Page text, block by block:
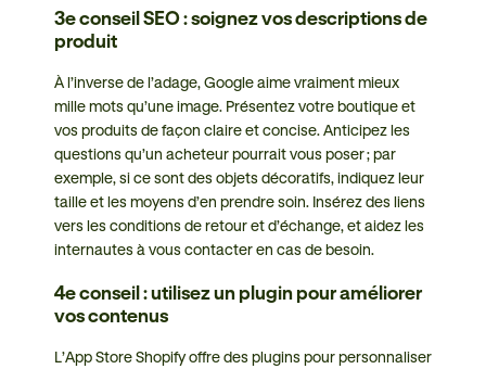
3e conseil SEO : soignez vos descriptions de
produit
À l’inverse de l’adage, Google aime vraiment mieux
mille mots qu’une image. Présentez votre boutique et
vos produits de façon claire et concise. Anticipez les
questions qu’un acheteur pourrait vous poser ; par
exemple, si ce sont des objets décoratifs, indiquez leur
taille et les moyens d’en prendre soin. Insérez des liens
vers les conditions de retour et d’échange, et aidez les
internautes à vous contacter en cas de besoin.
4e conseil : utilisez un plugin pour améliorer
vos contenus
L’App Store Shopify offre des plugins pour personnaliser